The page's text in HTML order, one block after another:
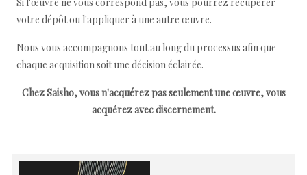
votre dépôt ou l'appliquer à une autre œuvre.
Nous vous accompagnons tout au long du processus afin que
chaque acquisition soit une décision éclairée.
Chez Saisho, vous n'acquérez pas seulement une œuvre, vous
acquérez avec discernement.